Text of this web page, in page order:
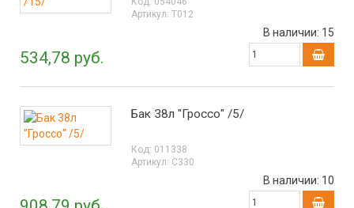
Артикул: Т012
534,78 руб.
В наличии: 15
Бак 38л "Гроссо" /5/
Код: 011338
Артикул: С330
В наличии: 10